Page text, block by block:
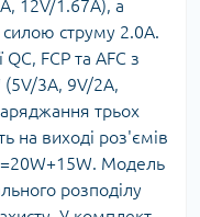
12V/1.67A), а
силою струму 2.0A.
FCP та AFC з
3A, 9V/2A,
трьох
на виході роз'ємів
Модель
розподілу